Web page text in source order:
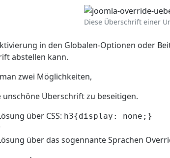
Diese Überschrift einer
in den Globalen-Optionen oder
abstellen kann.
zwei Möglichkeiten,
unschöne Überschrift zu beseitigen.
über CSS: h3{display: none;}
über das sogennante Sprachen